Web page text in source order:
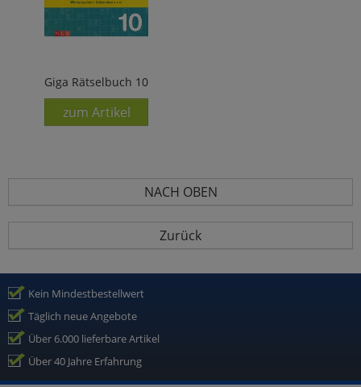
Giga Rätselbuch 10
zum Artikel
NACH OBEN
Zurück
Kein Mindestbestellwert
Täglich neue Angebote
Über 6.000 lieferbare Artikel
Über 40 Jahre Erfahrung